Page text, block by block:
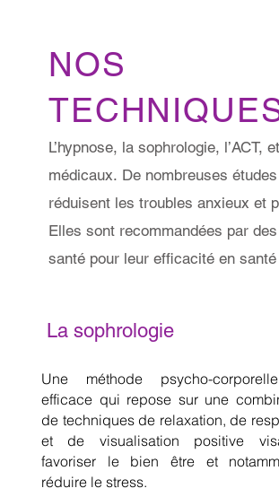
NOS
L’hypnose, la sophrologie,
médicaux. De nombreuses
réduisent les troubles anxieux et
Elles sont recommandées par
santé pour leur efficacité en
La sophrologie
Une méthode psycho-
efficace qui repose sur une
de techniques de relaxation, de
et de visualisation positive
favoriser le bien être et
réduire le stress.